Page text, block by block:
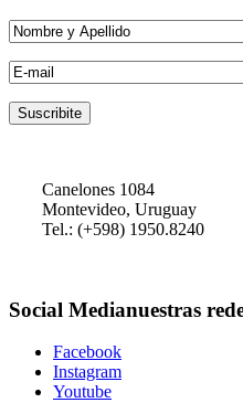
Canelones 1084
Montevideo, Uruguay
Tel.: (+598) 1950.8240
Social Medianuestras
Facebook
Instagram
Youtube